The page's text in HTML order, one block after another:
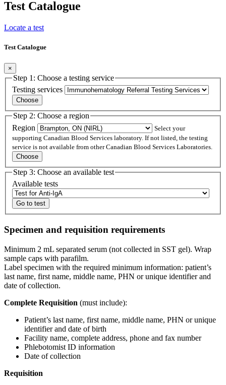
Test Catalogue
Locate a test
Test Catalogue
×
Step 1: Choose a testing service
Testing services
Step 2: Choose a region
Region
Select your
supporting Canadian Blood Services laboratory. If not listed, the testing
service is not available from other Canadian Blood Services Laboratories.
Step 3: Choose an available test
Available tests
Specimen and requisition requirements
Minimum 2 mL separated serum (not collected in SST gel). Wrap
sample caps with parafilm.
Label specimen with the required minimum information: patient’s
last name, first name, middle name, PHN or unique identifier and
date of collection.
Complete Requisition (must include):
Patient’s last name, first name, middle name, PHN or unique
identifier and date of birth
Facility name, complete address, phone and fax number
Phlebotomist ID information
Date of collection
Requisition